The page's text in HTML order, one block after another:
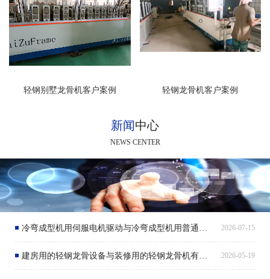
轻钢别墅龙骨机客户案例 轻钢龙骨机客户案例
新闻中心
NEWS CENTER
冷弯成型机用伺服电机驱动与冷弯成型机用普通电机驱动有什么区别呢？ 2026-07-15
建房用的轻钢龙骨设备与装修用的轻钢龙骨机有什么区别呢？ 2026-05-19